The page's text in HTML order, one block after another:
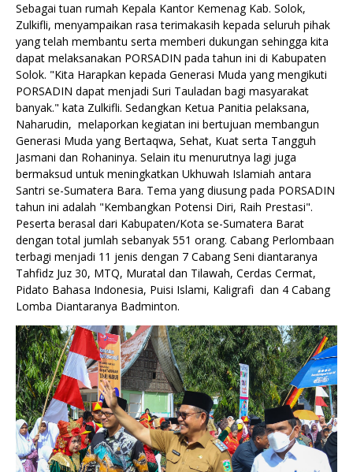
Sebagai tuan rumah Kepala Kantor Kemenag Kab. Solok,
Zulkifli, menyampaikan rasa terimakasih kepada seluruh pihak
yang telah membantu serta memberi dukungan sehingga kita
dapat melaksanakan PORSADIN pada tahun ini di Kabupaten
Solok. "Kita Harapkan kepada Generasi Muda yang mengikuti
PORSADIN dapat menjadi Suri Tauladan bagi masyarakat
banyak." kata Zulkifli. Sedangkan Ketua Panitia pelaksana,
Naharudin, melaporkan kegiatan ini bertujuan membangun
Generasi Muda yang Bertaqwa, Sehat, Kuat serta Tangguh
Jasmani dan Rohaninya. Selain itu menurutnya lagi juga
bermaksud untuk meningkatkan Ukhuwah Islamiah antara
Santri se-Sumatera Bara. Tema yang diusung pada PORSADIN
tahun ini adalah "Kembangkan Potensi Diri, Raih Prestasi".
Peserta berasal dari Kabupaten/Kota se-Sumatera Barat
dengan total jumlah sebanyak 551 orang. Cabang Perlombaan
terbagi menjadi 11 jenis dengan 7 Cabang Seni diantaranya
Tahfidz Juz 30, MTQ, Muratal dan Tilawah, Cerdas Cermat,
Pidato Bahasa Indonesia, Puisi Islami, Kaligrafi dan 4 Cabang
Lomba Diantaranya Badminton.